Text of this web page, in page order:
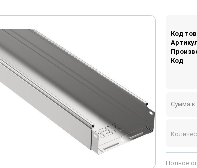
Код
Артикул
Код
Сумма к
Полное